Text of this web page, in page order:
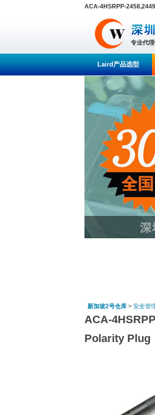
ACA-4HSRPP-
专业代
Laird产品选型
新加坡2号仓库 > 安全管
ACA-
Polarity Plug